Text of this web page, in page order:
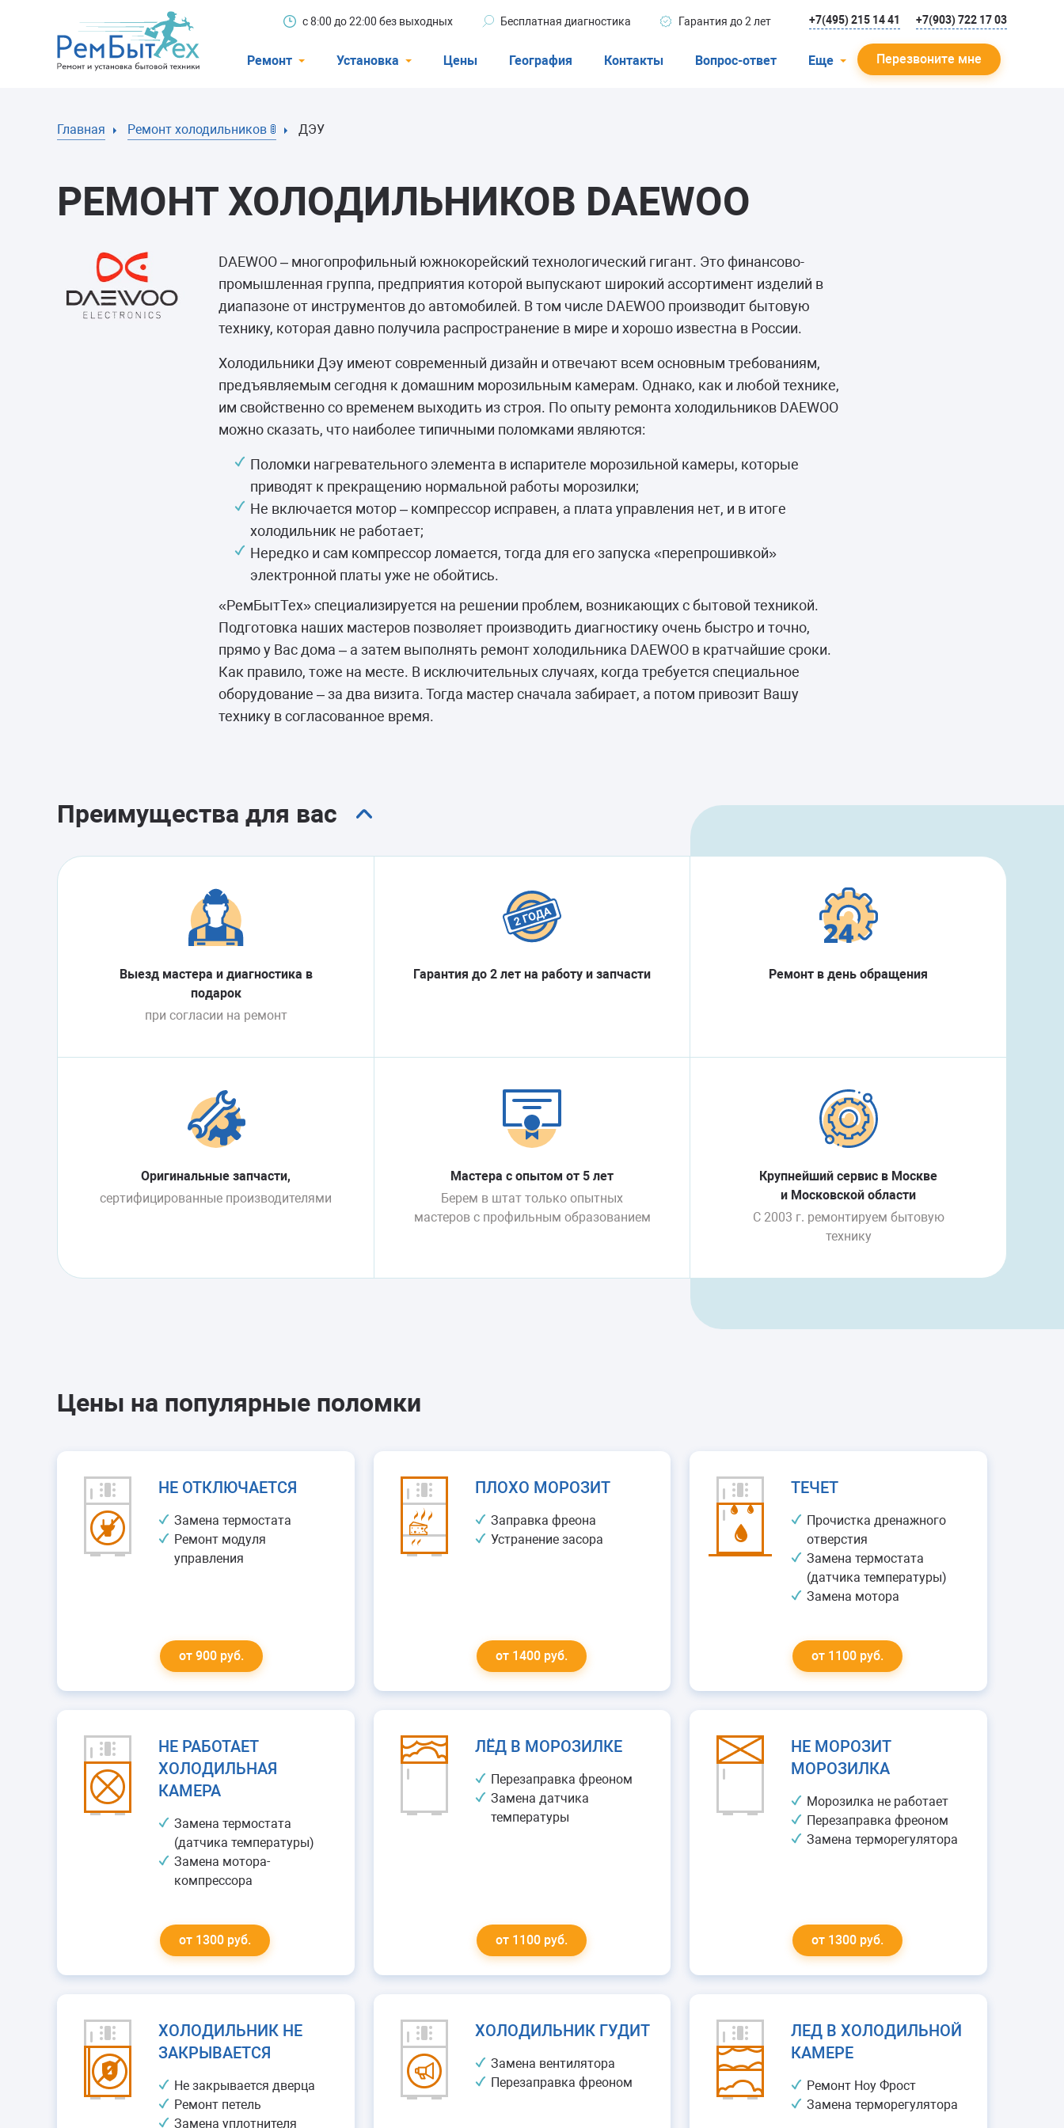
с 8:00 до 22:00 без выходных Бесплатная диагностика Гарантия до 2 лет +7(495) 215 14 41 +7(903) 722 17 03
Ремонт
Стиральные машины
Телевизоры
Варочные панели
Электроплиты
Духовные шкафы
Морозильные камеры
Сушильные машины
Установка Цены География Контакты Вопрос-ответ Еще Перезвоните мне
Главная Ремонт холодильников 🚦 ДЭУ
РЕМОНТ ХОЛОДИЛЬНИКОВ DAEWOO
DAEWOO – многопрофильный южнокорейский технологический гигант. Это финансово-
промышленная группа, предприятия которой выпускают широкий ассортимент изделий в
диапазоне от инструментов до автомобилей. В том числе DAEWOO производит бытовую
технику, которая давно получила распространение в мире и хорошо известна в России.
Холодильники Дэу имеют современный дизайн и отвечают всем основным требованиям,
предъявляемым сегодня к домашним морозильным камерам. Однако, как и любой технике,
им свойственно со временем выходить из строя. По опыту ремонта холодильников DAEWOO
можно сказать, что наиболее типичными поломками являются:
Поломки нагревательного элемента в испарителе морозильной камеры, которые
приводят к прекращению нормальной работы морозилки;
Не включается мотор – компрессор исправен, а плата управления нет, и в итоге
холодильник не работает;
Нередко и сам компрессор ломается, тогда для его запуска «перепрошивкой»
электронной платы уже не обойтись.
«РемБытТех» специализируется на решении проблем, возникающих с бытовой техникой.
Подготовка наших мастеров позволяет производить диагностику очень быстро и точно,
прямо у Вас дома – а затем выполнять ремонт холодильника DAEWOO в кратчайшие сроки.
Как правило, тоже на месте. В исключительных случаях, когда требуется специальное
оборудование – за два визита. Тогда мастер сначала забирает, а потом привозит Вашу
технику в согласованное время.
Преимущества для вас
Выезд мастера и диагностика в
подарок
при согласии на ремонт
Гарантия до 2 лет на работу и запчасти Ремонт в день обращения
Оригинальные запчасти,
сертифицированные производителями
Мастера с опытом от 5 лет
Берем в штат только опытных
мастеров с профильным образованием
Крупнейший сервис в Москве
и Московской области
С 2003 г. ремонтируем бытовую
технику
Цены на популярные поломки
НЕ ОТКЛЮЧАЕТСЯ
Замена термостата
Ремонт модуля
управления
от 900 руб.
ПЛОХО МОРОЗИТ
Заправка фреона
Устранение засора
от 1400 руб.
ТЕЧЕТ
Прочистка дренажного
отверстия
Замена термостата
(датчика температуры)
Замена мотора
от 1100 руб.
НЕ РАБОТАЕТ
ХОЛОДИЛЬНАЯ
КАМЕРА
Замена термостата
(датчика температуры)
Замена мотора-
компрессора
от 1300 руб.
ЛЁД В МОРОЗИЛКЕ
Перезаправка фреоном
Замена датчика
температуры
от 1100 руб.
НЕ МОРОЗИТ
МОРОЗИЛКА
Морозилка не работает
Перезаправка фреоном
Замена терморегулятора
от 1300 руб.
ХОЛОДИЛЬНИК НЕ
ЗАКРЫВАЕТСЯ
Не закрывается дверца
Ремонт петель
Замена уплотнителя
ХОЛОДИЛЬНИК ГУДИТ
Замена вентилятора
Перезаправка фреоном
ЛЕД В ХОЛОДИЛЬНОЙ
КАМЕРЕ
Ремонт Ноу Фрост
Замена терморегулятора